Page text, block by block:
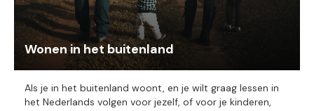
Wonen in het buitenland
Als je in het buitenland woont, en je wilt graag lessen in
het Nederlands volgen voor jezelf, of voor je kinderen,